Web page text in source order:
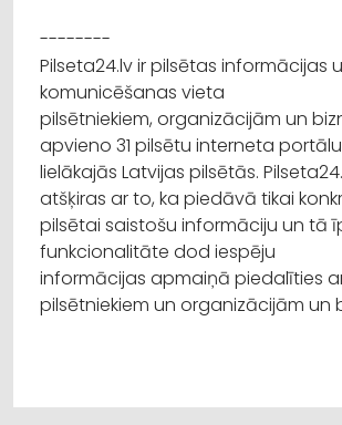
--------
Pilseta24.lv ir pilsētas informācijas
komunicēšanas vieta
pilsētniekiem, organizācijām un
apvieno 31 pilsētu interneta
lielākajās Latvijas pilsētās.
atšķiras ar to, ka piedāvā tikai
pilsētai saistošu informāciju un tā
funkcionalitāte dod iespēju
informācijas apmaiņā piedalīties
pilsētniekiem un organizācijām un